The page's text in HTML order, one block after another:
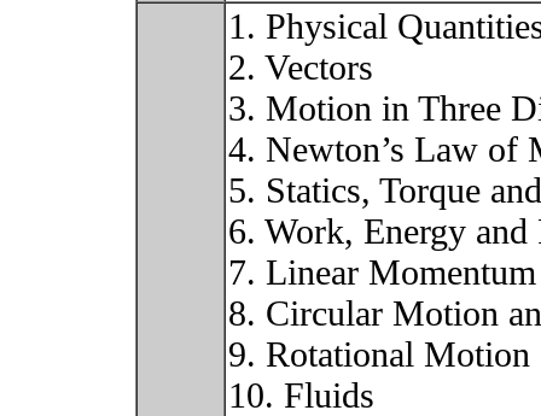
1. Physical
2. Vectors
3. Motion in Three
4. Newton’s Law of
5. Statics, Torque
6. Work, Energy and
7. Linear Momentum
8. Circular Motion
9. Rotational
10. Fluids